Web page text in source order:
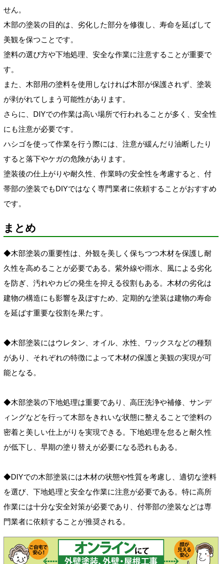
せん。
木部の塗装の目的は、劣化した部分を修復し、寿命を延ばして
美観を保つことです。
塗料の選び方や下地処理、安全な作業に注意することが重要で
す。
また、木部用の塗料を使用しなければ木部が保護されず、塗装
が剥がれてしまう可能性があります。
さらに、DIYでの作業は高い場所で行われることが多く、安全性
にも注意が必要です。
ハシゴを使って作業を行う際には、注意が緩んだり油断したり
すると落下やケガの危険があります。
塗装後の仕上がりや耐久性、作業時の安全性を考慮すると、付
帯部の塗装でもDIYではなく専門業者に依頼することがおすすめ
です。
まとめ
◆木部塗装の重要性は、外観を美しく保ちつつ木材を保護し耐
久性を高めることが必要である。紫外線や雨水、風による劣化
を防ぎ、汚れやカビの発生を抑える役割もある。木材の劣化は
建物の構造にも影響を及ぼすため、定期的な塗装は建物の寿命
を延ばす重要な役割を果たす。
◆木部塗装にはウレタン、オイル、水性、ワックスなどの種類
があり、それぞれの特徴によって木材の保護と美観の実現が可
能となる。
◆木部塗装の下地処理は重要であり、高圧洗浄や補修、サンデ
ィングなどを行って木部をきれいな状態に整えることで塗料の
密着と美しい仕上がりを実現できる。下地処理を怠ると耐久性
が低下し、早期の塗り替えが必要になる恐れもある。
◆DIYでの木部塗装には木材の状態や性質を考慮し、適切な塗料
を選び、下地処理と安全な作業に注意が必要である。特に高所
作業には十分な安全対策が必要であり、付帯部の塗装などは専
門業者に依頼することが推奨される。